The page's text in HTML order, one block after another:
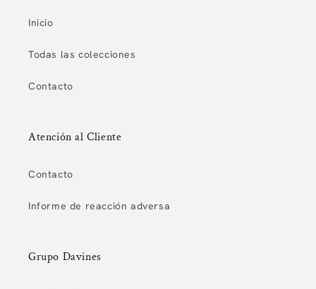
Inicio
Todas las colecciones
Contacto
Atención al Cliente
Contacto
Informe de reacción adversa
Grupo Davines